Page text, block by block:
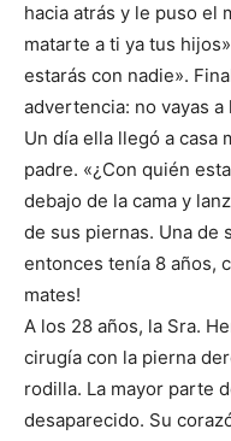
hacia atrás y le puso el
matarte a ti ya tus
estarás con nadie».
advertencia: no vayas a
Un día ella llegó a casa
padre. «¿Con quién
debajo de la cama y
de sus piernas. Una de
entonces tenía 8 años,
mates!
A los 28 años, la Sra.
cirugía con la pierna
rodilla. La mayor parte
desaparecido. Su